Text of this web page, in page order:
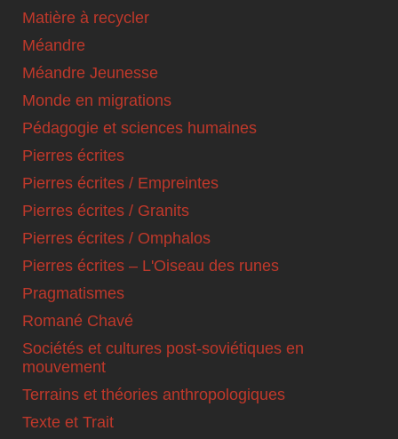
Matière à recycler
Méandre
Méandre Jeunesse
Monde en migrations
Pédagogie et sciences humaines
Pierres écrites
Pierres écrites / Empreintes
Pierres écrites / Granits
Pierres écrites / Omphalos
Pierres écrites – L'Oiseau des runes
Pragmatismes
Romané Chavé
Sociétés et cultures post-soviétiques en
mouvement
Terrains et théories anthropologiques
Texte et Trait